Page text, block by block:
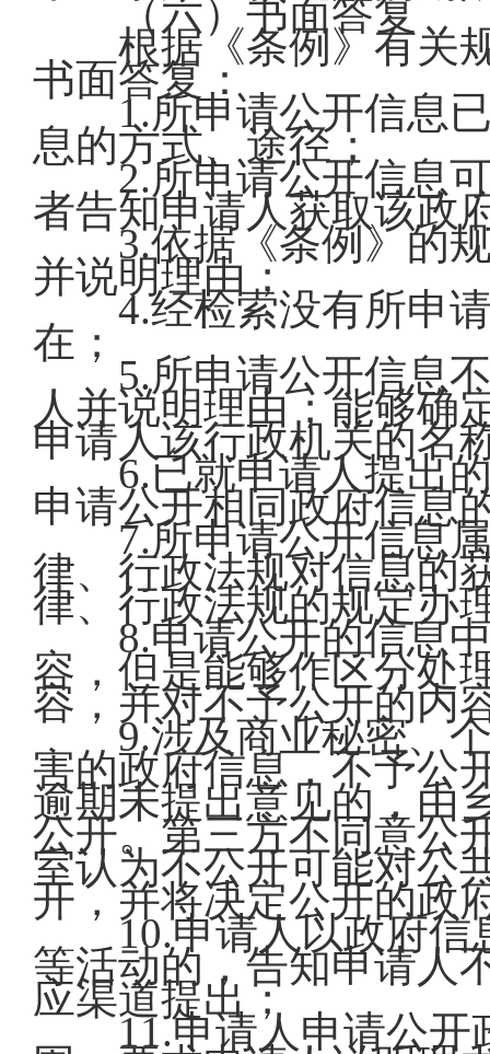
（六）书面答复
根据《条例》有关规
书面答复：
1.所申请公开信息已
息的方式、途径；
2.所申请公开信息可
者告知申请人获取该政
3.依据《条例》的规
并说明理由；
4.经检索没有所申请
在；
5.所申请公开信息不
人并说明理由；能够确
申请人该行政机关的名
6.已就申请人提出的
申请公开相同政府信息
7.所申请公开信息属
律、行政法规对信息的
律、行政法规的规定办
8.申请公开的信息中
容，但是能够作区分处
容，并对不予公开的内
9.涉及商业秘密、个
害的政府信息，不予公
逾期未提出意见的，由
公开。第三方不同意公
室认为不公开可能对公
开，并将决定公开的政
10.申请人以政府信息
等活动的，告知申请人
应渠道提出；
11.申请人申请公开政